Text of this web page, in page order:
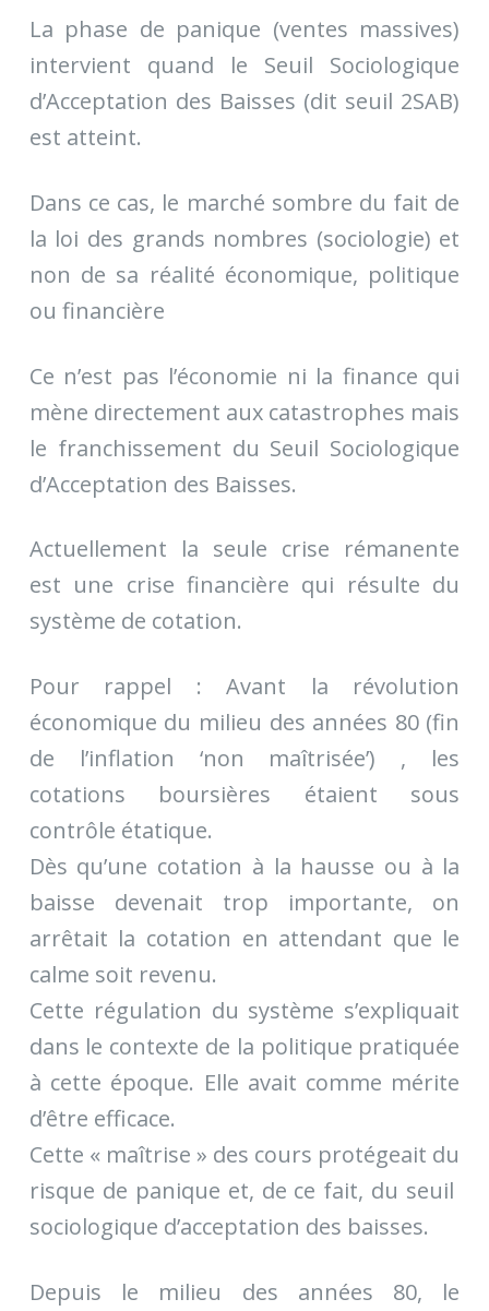
La phase de panique (ventes massives)
intervient quand le Seuil Sociologique
d’Acceptation des Baisses (dit seuil 2SAB)
est atteint.
Dans ce cas, le marché sombre du fait de
la loi des grands nombres (sociologie) et
non de sa réalité économique, politique
ou financière
Ce n’est pas l’économie ni la finance qui
mène directement aux catastrophes mais
le franchissement du Seuil Sociologique
d’Acceptation des Baisses.
Actuellement la seule crise rémanente
est une crise financière qui résulte du
système de cotation.
Pour rappel : Avant la révolution
économique du milieu des années 80 (fin
de l’inflation ‘non maîtrisée’) , les
cotations boursières étaient sous
contrôle étatique.
Dès qu’une cotation à la hausse ou à la
baisse devenait trop importante, on
arrêtait la cotation en attendant que le
calme soit revenu.
Cette régulation du système s’expliquait
dans le contexte de la politique pratiquée
à cette époque. Elle avait comme mérite
d’être efficace.
Cette « maîtrise » des cours protégeait du
risque de panique et, de ce fait, du seuil
sociologique d’acceptation des baisses.
Depuis le milieu des années 80, le